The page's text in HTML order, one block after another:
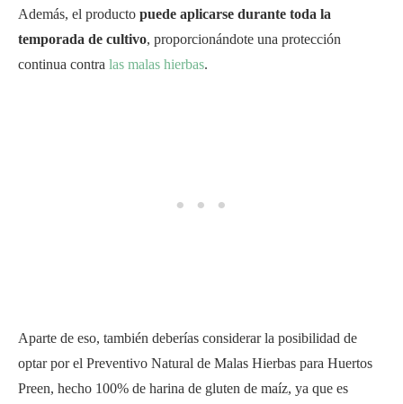
Además, el producto puede aplicarse durante toda la
temporada de cultivo, proporcionándote una protección
continua contra las malas hierbas.
Aparte de eso, también deberías considerar la posibilidad de
optar por el Preventivo Natural de Malas Hierbas para Huertos
Preen, hecho 100% de harina de gluten de maíz, ya que es